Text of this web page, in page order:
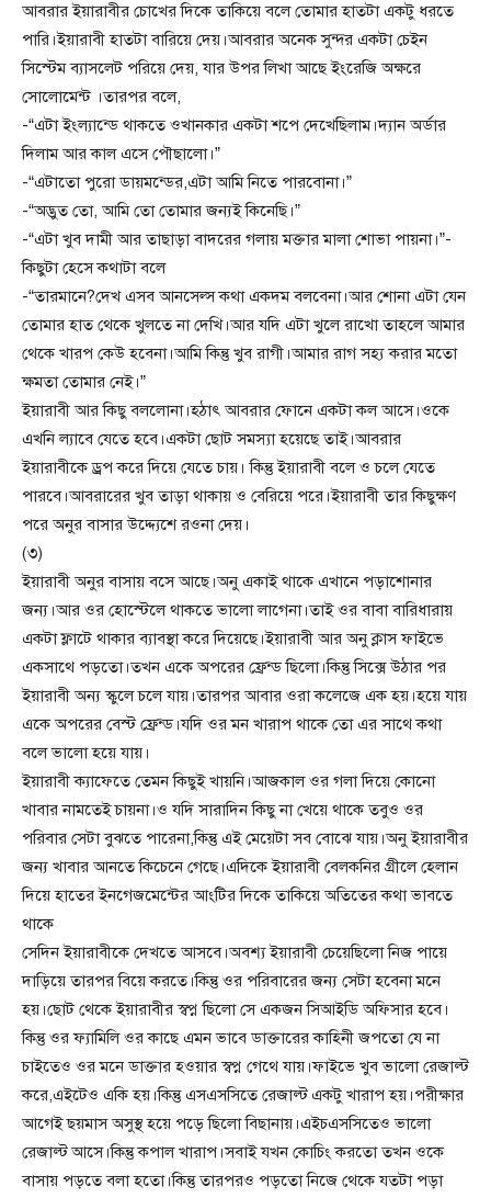
আবরার ইয়ারাবীর চোখের দিকে তাকিয়ে বলে তোমার হাতটা একটু ধরতে
পারি।ইয়ারাবী হাতটা বারিয়ে দেয়।আবরার অনেক সুন্দর একটা চেইন
সিস্টেম ব্যাসলেট পরিয়ে দেয়, যার উপর লিখা আছে ইংরেজি অক্ষরে
সোলোমেন্ট ।তারপর বলে,
-“এটা ইংল্যান্ডে থাকতে ওখানকার একটা শপে দেখেছিলাম।দ্যান অর্ডার
দিলাম আর কাল এসে পৌছালো।”
-“এটাতো পুরো ডায়মন্ডের,এটা আমি নিতে পারবোনা।”
-“অদ্ভুত তো, আমি তো তোমার জন্যই কিনেছি।”
-“এটা খুব দামী আর তাছাড়া বাদরের গলায় মক্তার মালা শোভা পায়না।”-
কিছুটা হেসে কথাটা বলে
-“তারমানে?দেখ এসব আনসেল্স কথা একদম বলবেনা।আর শোনা এটা যেন
তোমার হাত থেকে খুলতে না দেখি।আর যদি এটা খুলে রাখো তাহলে আমার
থেকে খারপ কেউ হবেনা।আমি কিন্তু খুব রাগী।আমার রাগ সহ্য করার মতো
ক্ষমতা তোমার নেই।”
ইয়ারাবী আর কিছু বললোনা।হঠাৎ আবরার ফোনে একটা কল আসে।ওকে
এখনি ল্যাবে যেতে হবে।একটা ছোট সমস্যা হয়েছে তাই।আবরার
ইয়ারাবীকে ড্রপ করে দিয়ে যেতে চায়। কিন্তু ইয়ারাবী বলে ও চলে যেতে
পারবে।আবরারের খুব তাড়া থাকায় ও বেরিয়ে পরে।ইয়ারাবী তার কিছুক্ষণ
পরে অনুর বাসার উদ্দ্যেশে রওনা দেয়।
(৩)
ইয়ারাবী অনুর বাসায় বসে আছে।অনু একাই থাকে এখানে পড়াশোনার
জন্য।আর ওর হোস্টেলে থাকতে ভালো লাগেনা।তাই ওর বাবা বারিধারায়
একটা ফ্লাটে থাকার ব্যাবস্থা করে দিয়েছে।ইয়ারাবী আর অনু ক্লাস ফাইভে
একসাথে পড়তো।তখন একে অপরের ফ্রেন্ড ছিলো।কিন্তু সিক্সে উঠার পর
ইয়ারাবী অন্য স্কুলে চলে যায়।তারপর আবার ওরা কলেজে এক হয়।হয়ে যায়
একে অপরের বেস্ট ফ্রেন্ড।যদি ওর মন খারাপ থাকে তো এর সাথে কথা
বলে ভালো হয়ে যায়।
ইয়ারাবী ক্যাফেতে তেমন কিছুই খায়নি।আজকাল ওর গলা দিয়ে কোনো
খাবার নামতেই চায়না।ও যদি সারাদিন কিছু না খেয়ে থাকে তবুও ওর
পরিবার সেটা বুঝতে পারেনা,কিন্তু এই মেয়েটা সব বোঝে যায়।অনু ইয়ারাবীর
জন্য খাবার আনতে কিচেনে গেছে।এদিকে ইয়ারাবী বেলকনির গ্রীলে হেলান
দিয়ে হাতের ইনগেজমেন্টের আংটির দিকে তাকিয়ে অতিতের কথা ভাবতে
থাকে
সেদিন ইয়ারাবীকে দেখতে আসবে।অবশ্য ইয়ারাবী চেয়েছিলো নিজ পায়ে
দাড়িয়ে তারপর বিয়ে করতে।কিন্তু ওর পরিবারের জন্য সেটা হবেনা মনে
হয়।ছোট থেকে ইয়ারাবীর স্বপ্ন ছিলো সে একজন সিআইডি অফিসার হবে।
কিন্তু ওর ফ্যামিলি ওর কাছে এমন ভাবে ডাক্তারের কাহিনী জপতো যে না
চাইতেও ওর মনে ডাক্তার হওয়ার স্বপ্ন গেথে যায়।ফাইভে খুব ভালো রেজাল্ট
করে,এইটেও একি হয়।কিন্তু এসএসসিতে রেজাল্ট একটু খারাপ হয়।পরীক্ষার
আগেই ছয়মাস অসুস্থ হয়ে পড়ে ছিলো বিছানায়।এইচএসসিতেও ভালো
রেজাল্ট আসে।কিন্তু কপাল খারাপ।সবাই যখন কোচিং করতো তখন ওকে
বাসায় পড়তে বলা হতো।কিন্তু তারপরও পড়তো নিজে থেকে যতটা পড়া